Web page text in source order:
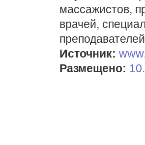
массажистов,
врачей,
Источник:
Размещено: